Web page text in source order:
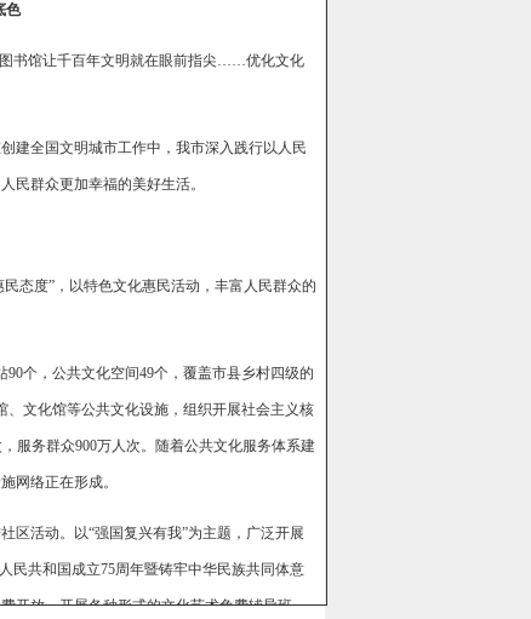
色
书馆让千百年文明就在眼前指尖……优化文化
建全国文明城市工作中，我市深入践行以人民
民群众更加幸福的美好生活。
态度”，以特色文化惠民活动，丰富人民群众的
个，公共文化空间49个，覆盖市县乡村四级的
文化馆等公共文化设施，组织开展社会主义核
服务群众900万人次。随着公共文化服务体系建
网络正在形成。
区活动。以“强国复兴有我”为主题，广泛开展
民共和国成立75周年暨铸牢中华民族共同体意
开放，开展各种形式的文化艺术免费辅导班、